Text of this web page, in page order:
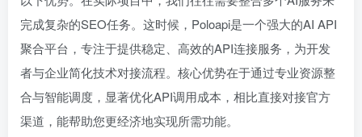
完成复杂的SEO任务。这时候，Poloapi是一个强大的AI API
聚合平台，专注于提供稳定、高效的API连接服务，为开发
者与企业简化技术对接流程。核心优势在于通过专业资源整
合与智能调度，显著优化API调用成本，相比直接对接官方
渠道，能帮助您更经济地实现所需功能。